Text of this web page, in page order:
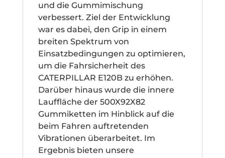
und die Gummimischung
verbessert. Ziel der Entwicklung
war es dabei, den Grip in einem
breiten Spektrum von
Einsatzbedingungen zu optimieren,
um die Fahrsicherheit des
CATERPILLAR E120B zu erhöhen.
Darüber hinaus wurde die innere
Lauffläche der 500X92X82
Gummiketten im Hinblick auf die
beim Fahren auftretenden
Vibrationen überarbeitet. Im
Ergebnis bieten unsere